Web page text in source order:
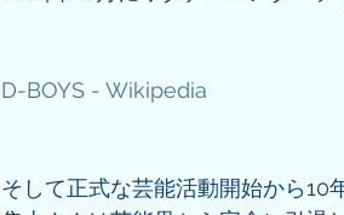
D-BOYS - Wikipedia
そして正式な芸能活動開始から10